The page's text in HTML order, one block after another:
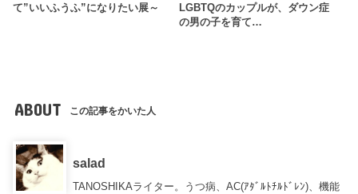
て”いいふうふ”になりたい展～
LGBTQのカップルが、ダウン症
の男の子を育て…
ABOUT この記事をかいた人
salad
TANOSHIKAライター。うつ病、AC(ｱﾀﾞﾙﾄﾁﾙﾄﾞﾚﾝ)、機能